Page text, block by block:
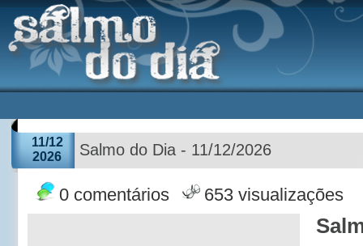
11/12
2026
Salmo do Dia - 11/12/2026
0 comentários 653 visualizações